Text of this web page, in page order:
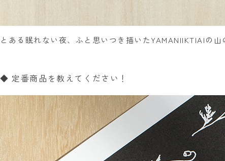
とある眠れない夜、ふと思いつき描いたYAMANIIKTIAIの山
◆ 定番商品を教えてください！